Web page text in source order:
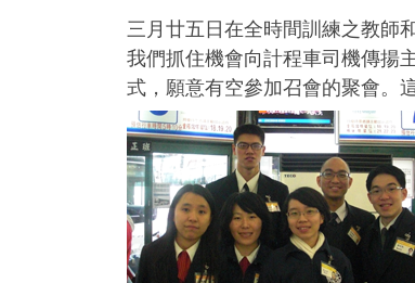
三月廿五日在全時間訓練之教師
我們抓住機會向計程車司機傳揚
式，願意有空參加召會的聚會。